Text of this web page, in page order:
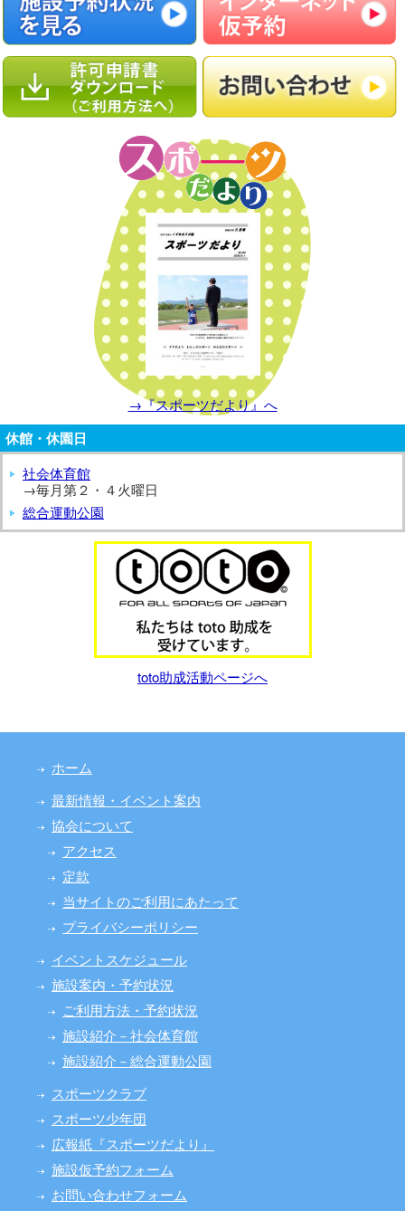
→『スポーツだより』へ
休館・休園日
社会体育館
→毎月第２・４火曜日
総合運動公園
toto助成活動ページへ
ホーム
最新情報・イベント案内
協会について
アクセス
定款
当サイトのご利用にあたって
プライバシーポリシー
イベントスケジュール
施設案内・予約状況
ご利用方法・予約状況
施設紹介－社会体育館
施設紹介－総合運動公園
スポーツクラブ
スポーツ少年団
広報紙『スポーツだより』
施設仮予約フォーム
お問い合わせフォーム